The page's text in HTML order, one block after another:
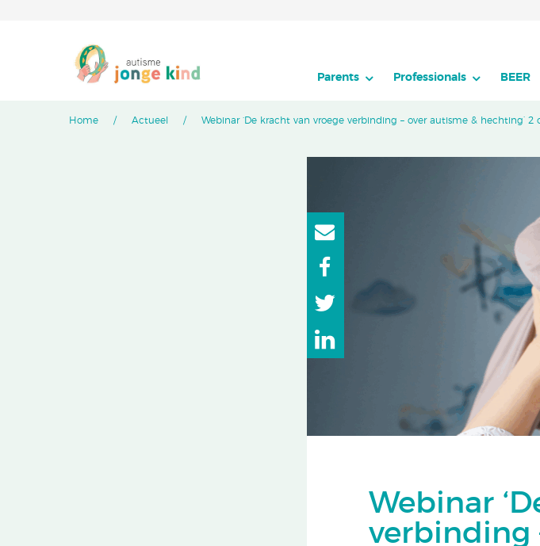
Parents Professionals BEER
Home Actueel Webinar ‘De kracht van vroege verbinding – over autisme & hechting’ 2
Webinar
verbinding